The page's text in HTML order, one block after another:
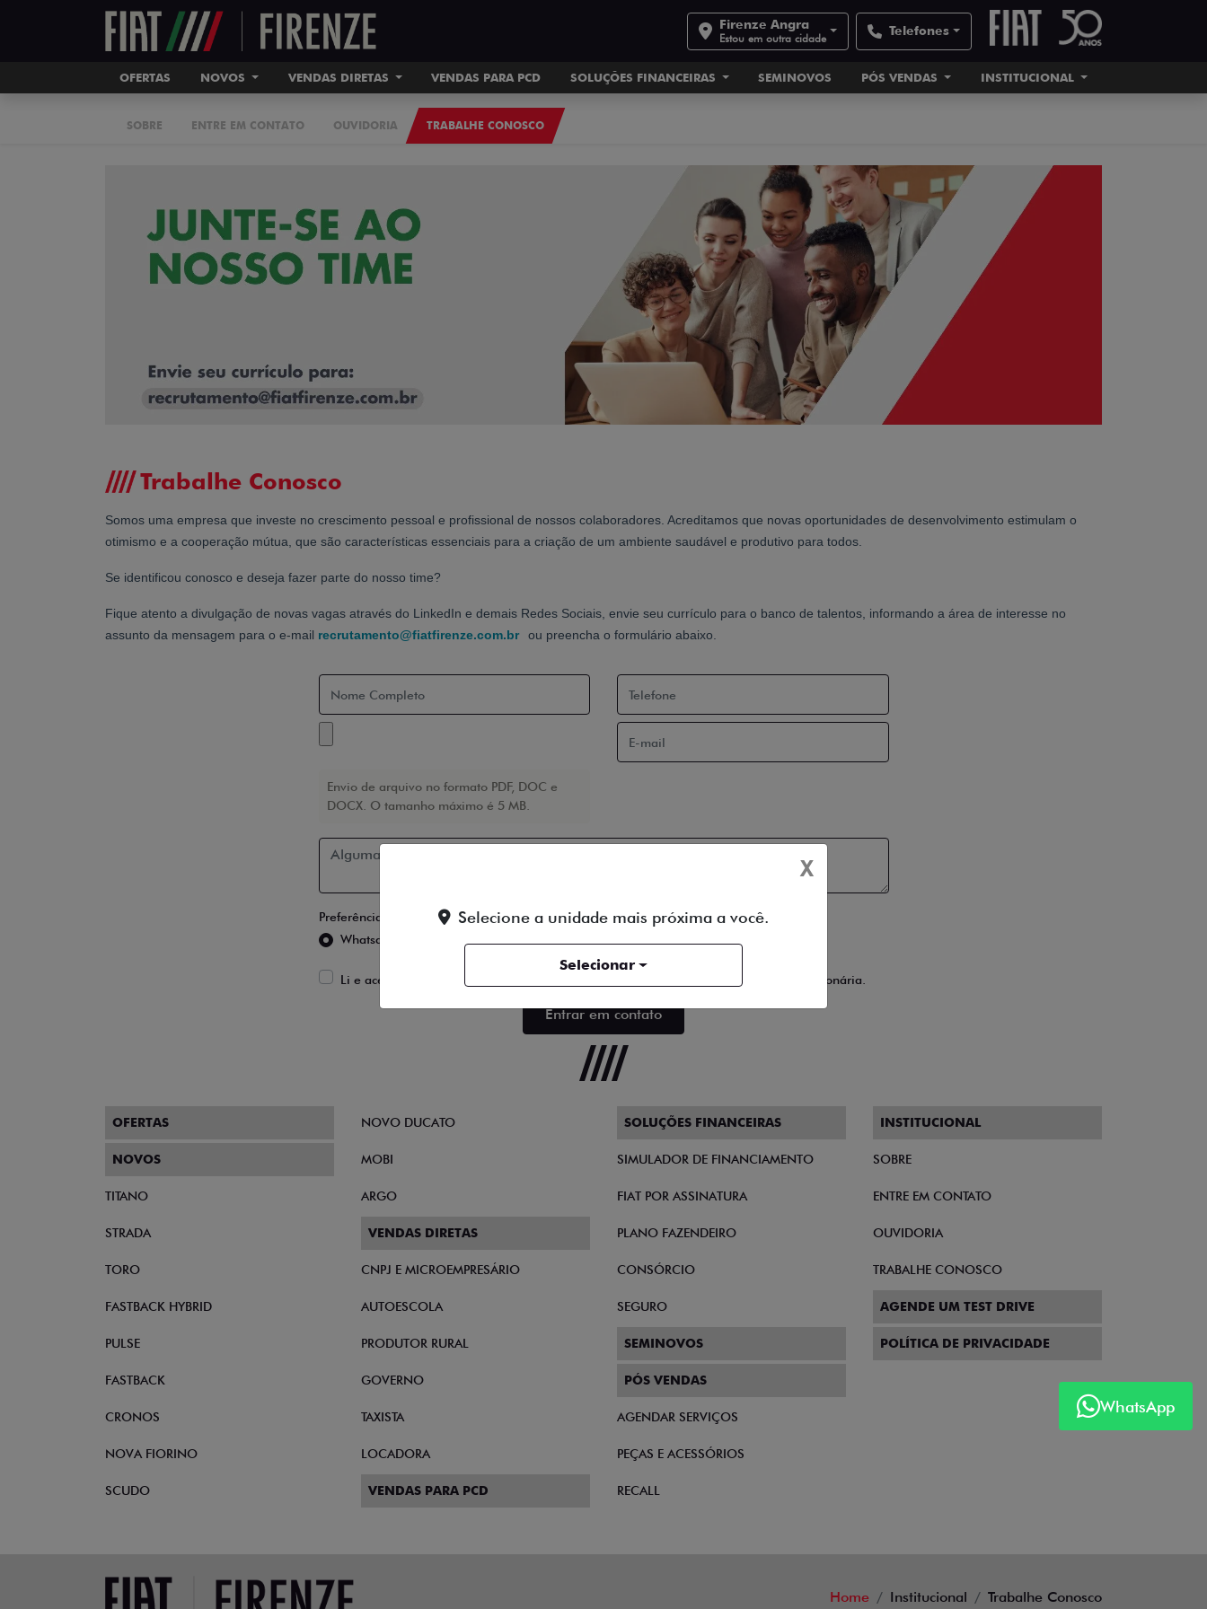
Firenze Angra
Estou em outra cidade Telefones
OFERTAS NOVOS VENDAS DIRETAS VENDAS PARA PCD SOLUÇÕES FINANCEIRAS SEMINOVOS PÓS VENDAS INSTITUCIONAL
SOBRE ENTRE EM CONTATO OUVIDORIA TRABALHE CONOSCO
Trabalhe Conosco
Somos uma empresa que investe no crescimento pessoal e profissional de nossos colaboradores. Acreditamos que novas oportunidades de desenvolvimento estimulam o
otimismo e a cooperação mútua, que são características essenciais para a criação de um ambiente saudável e produtivo para todos.
Se identificou conosco e deseja fazer parte do nosso time?
Fique atento a divulgação de novas vagas através do LinkedIn e demais Redes Sociais, envie seu currículo para o banco de talentos, informando a área de interesse no
assunto da mensagem para o e-mail recrutamento@fiatfirenze.com.br ou preencha o formulário abaixo.
Envio de arquivo no formato PDF, DOC e
DOCX. O tamanho máximo é 5 MB.
Preferência de contato:
Whatsapp
Li e aceito a e concordo em receber comunicações da concessionária.
Entrar em contato
WhatsApp
OFERTAS
NOVOS
TITANO
STRADA
TORO
FASTBACK HYBRID
PULSE
FASTBACK
CRONOS
NOVA FIORINO
SCUDO
NOVO DUCATO
MOBI
ARGO
VENDAS DIRETAS
CNPJ E MICROEMPRESÁRIO
AUTOESCOLA
PRODUTOR RURAL
GOVERNO
TAXISTA
LOCADORA
VENDAS PARA PCD
SOLUÇÕES FINANCEIRAS
SIMULADOR DE FINANCIAMENTO
FIAT POR ASSINATURA
PLANO FAZENDEIRO
CONSÓRCIO
SEGURO
SEMINOVOS
PÓS VENDAS
AGENDAR SERVIÇOS
PEÇAS E ACESSÓRIOS
RECALL
INSTITUCIONAL
SOBRE
ENTRE EM CONTATO
OUVIDORIA
TRABALHE CONOSCO
AGENDE UM TEST DRIVE
POLÍTICA DE PRIVACIDADE
Home Institucional Trabalhe Conosco
X
Selecione a unidade mais próxima a você.
Selecionar